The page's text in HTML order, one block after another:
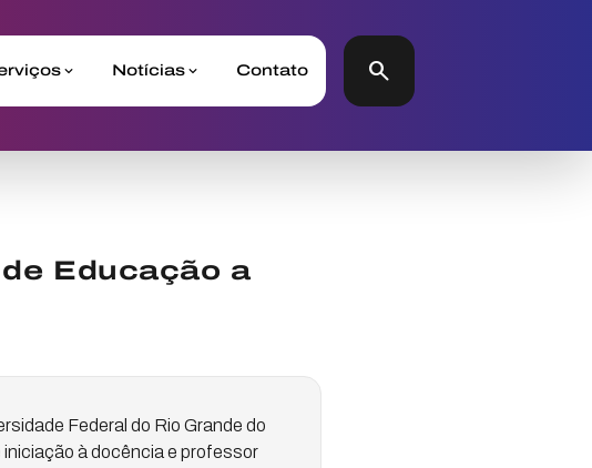
Notícias Contato search
Educação a
Federal do Rio Grande do
à docência e professor